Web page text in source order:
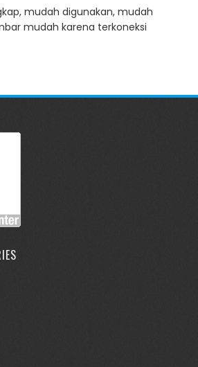
mudah digunakan, mudah
mudah karena terkoneksi